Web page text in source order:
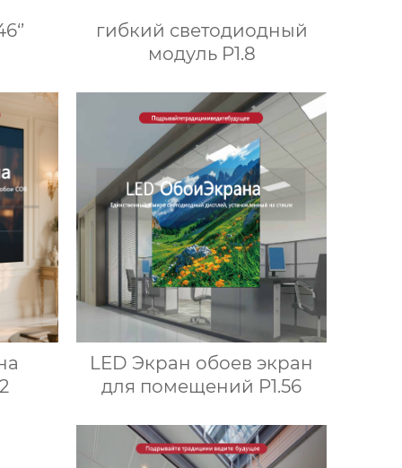
гибкий светодиодный
модуль P1.8
LED Экран обоев экран
для помещений P1.56